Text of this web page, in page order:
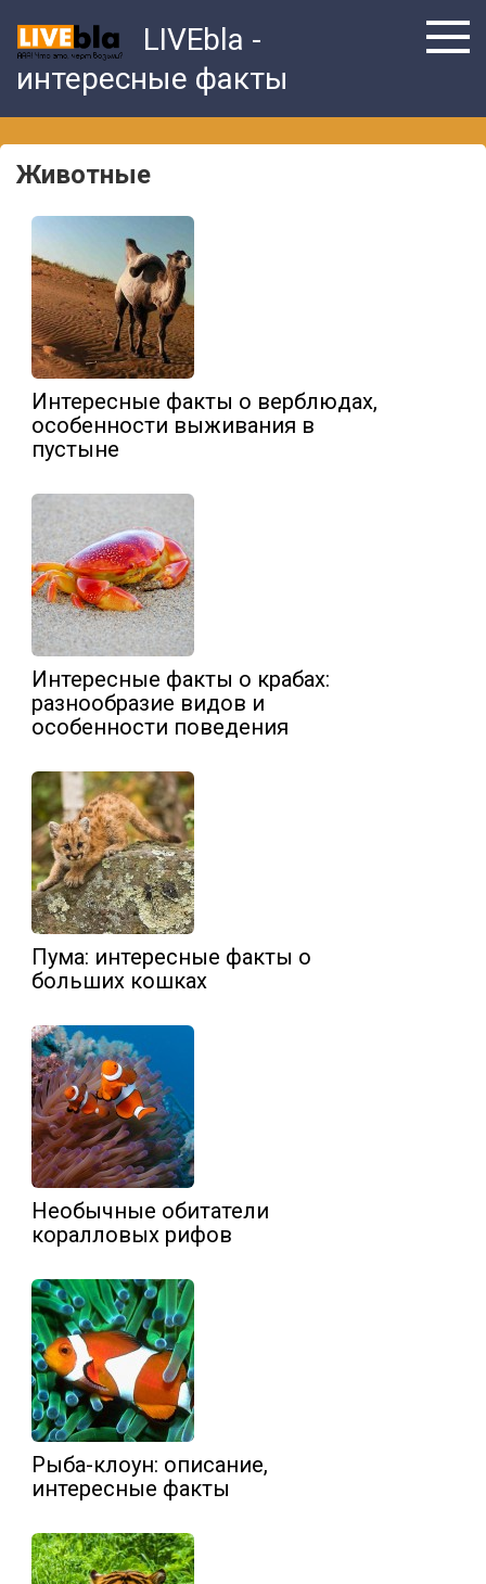
content
LIVEbla -
интересные факты
Животные
Интересные факты о верблюдах,
особенности выживания в
пустыне
Интересные факты о крабах:
разнообразие видов и
особенности поведения
Пума: интересные факты о
больших кошках
Необычные обитатели
коралловых рифов
Рыба-клоун: описание,
интересные факты